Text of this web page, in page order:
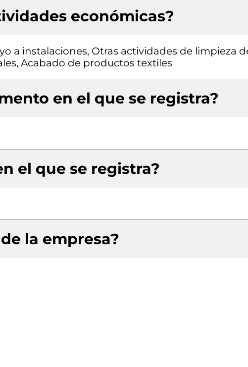
económicas?
a instalaciones, Otras actividades de limpieza
Acabado de productos textiles
en el que se registra?
el que se registra?
la empresa?